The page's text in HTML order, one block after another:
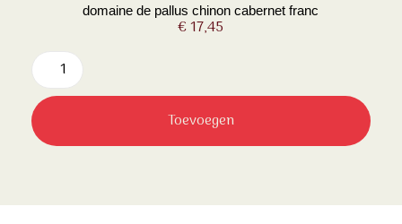
domaine de pallus chinon cabernet franc
€17,45
Toevoegen